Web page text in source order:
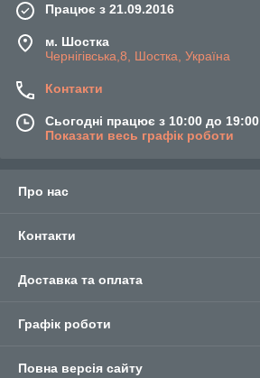
Працює з 21.09.2016
м. Шостка
Чернігівська,8, Шостка, Україна
Контакти
Сьогодні працює з 10:00 до 19:00
Показати весь графік роботи
Про нас
Контакти
Доставка та оплата
Графік роботи
Повна версія сайту